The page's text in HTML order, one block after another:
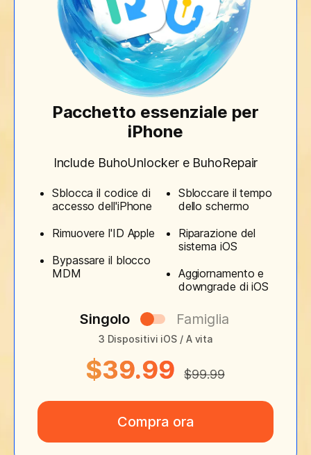
Pacchetto essenziale per
iPhone
Include BuhoUnlocker e BuhoRepair
Sblocca il codice di
accesso dell'iPhone
Rimuovere l'ID Apple
Bypassare il blocco
MDM
Sbloccare il tempo
dello schermo
Riparazione del
sistema iOS
Aggiornamento e
downgrade di iOS
Singolo Famiglia
3 Dispositivi iOS / A vita
$39.99 $99.99
Compra ora